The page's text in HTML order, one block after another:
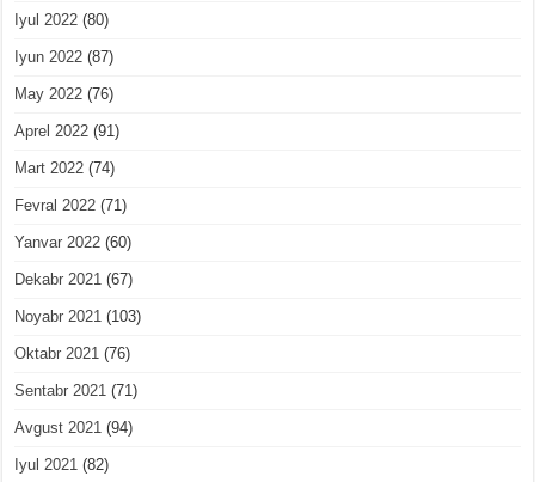
Iyul 2022 (80)
Iyun 2022 (87)
May 2022 (76)
Aprel 2022 (91)
Mart 2022 (74)
Fevral 2022 (71)
Yanvar 2022 (60)
Dekabr 2021 (67)
Noyabr 2021 (103)
Oktabr 2021 (76)
Sentabr 2021 (71)
Avgust 2021 (94)
Iyul 2021 (82)